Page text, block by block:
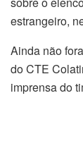
estrangeiro,
Ainda não
do CTE
imprensa do